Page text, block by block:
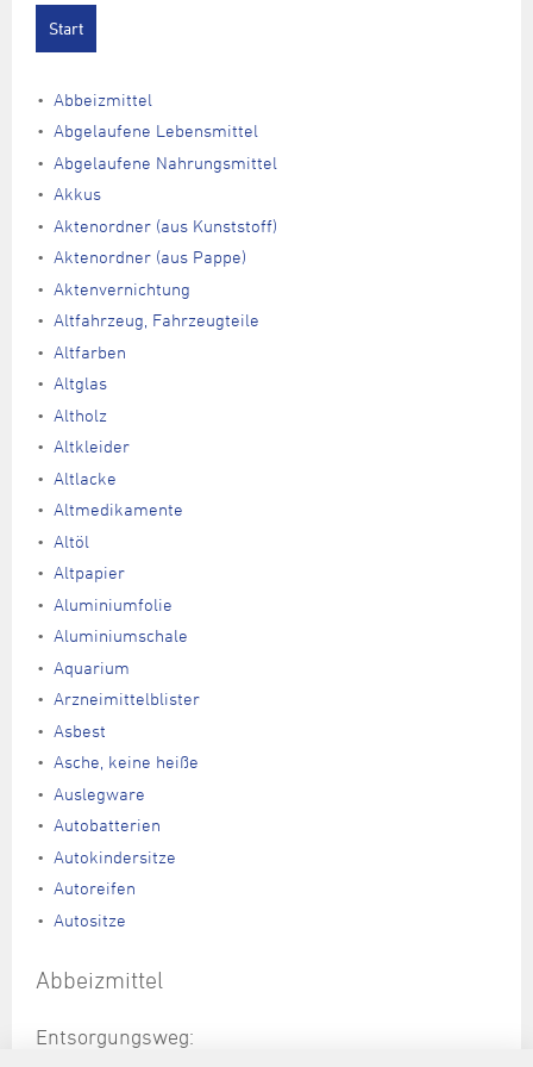
Abbeizmittel
Abgelaufene Lebensmittel
Abgelaufene Nahrungsmittel
Akkus
Aktenordner (aus Kunststoff)
Aktenordner (aus Pappe)
Aktenvernichtung
Altfahrzeug, Fahrzeugteile
Altfarben
Altglas
Altholz
Altkleider
Altlacke
Altmedikamente
Altöl
Altpapier
Aluminiumfolie
Aluminiumschale
Aquarium
Arzneimittelblister
Asbest
Asche, keine heiße
Auslegware
Autobatterien
Autokindersitze
Autoreifen
Autositze
Abbeizmittel
Entsorgungsweg: